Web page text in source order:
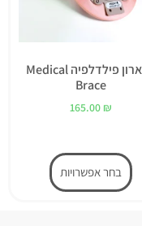
צווארון פילדלפיה Medical
Brace
165.00 ₪
בחר אפשרויות